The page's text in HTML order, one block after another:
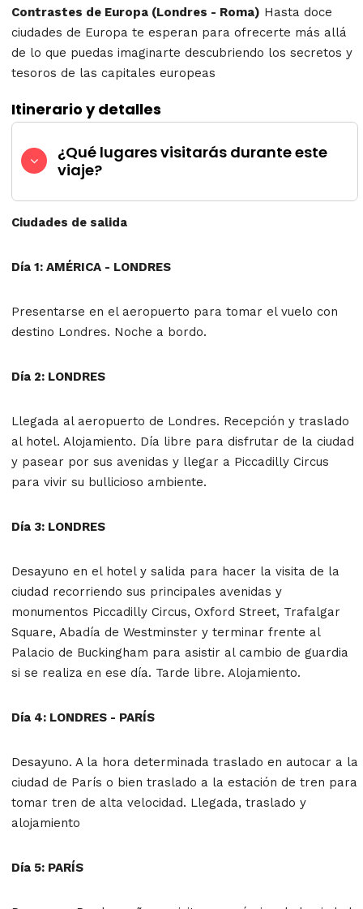
Contrastes de Europa (Londres - Roma) Hasta doce
ciudades de Europa te esperan para ofrecerte más allá
de lo que puedas imaginarte descubriendo los secretos y
tesoros de las capitales europeas
Itinerario y detalles
¿Qué lugares visitarás durante este
viaje?
Ciudades de salida
Día 1: AMÉRICA - LONDRES
Presentarse en el aeropuerto para tomar el vuelo con
destino Londres. Noche a bordo.
Día 2: LONDRES
Llegada al aeropuerto de Londres. Recepción y traslado
al hotel. Alojamiento. Día libre para disfrutar de la ciudad
y pasear por sus avenidas y llegar a Piccadilly Circus
para vivir su bullicioso ambiente.
Día 3: LONDRES
Desayuno en el hotel y salida para hacer la visita de la
ciudad recorriendo sus principales avenidas y
monumentos Piccadilly Circus, Oxford Street, Trafalgar
Square, Abadía de Westminster y terminar frente al
Palacio de Buckingham para asistir al cambio de guardia
si se realiza en ese día. Tarde libre. Alojamiento.
Día 4: LONDRES - PARÍS
Desayuno. A la hora determinada traslado en autocar a la
ciudad de París o bien traslado a la estación de tren para
tomar tren de alta velocidad. Llegada, traslado y
alojamiento
Día 5: PARÍS